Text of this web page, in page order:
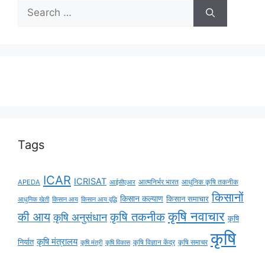
Tags
APEDA ICAR ICRISAT आईसीएआर आत्मनिर्भर भारत आधुनिक कृषि तकनीक
आधुनिक खेती किसान आय किसान आय वृद्धि किसान कल्याण किसान समाचार किसानों
की आय कृषि अनुसंधान कृषि तकनीक कृषि नवाचार कृषि
निर्यात कृषि मंत्रालय कृषि मंत्री कृषि विकास कृषि विज्ञान केंद्र कृषि समाचर कृषि